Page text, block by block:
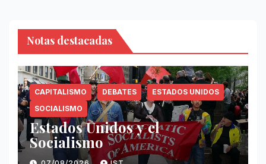
Notas destacadas
CAPITALISMO DEBATES
ESTADOS UNIDOS
SOCIALISMO
Estados Unidos y el
Socialismo